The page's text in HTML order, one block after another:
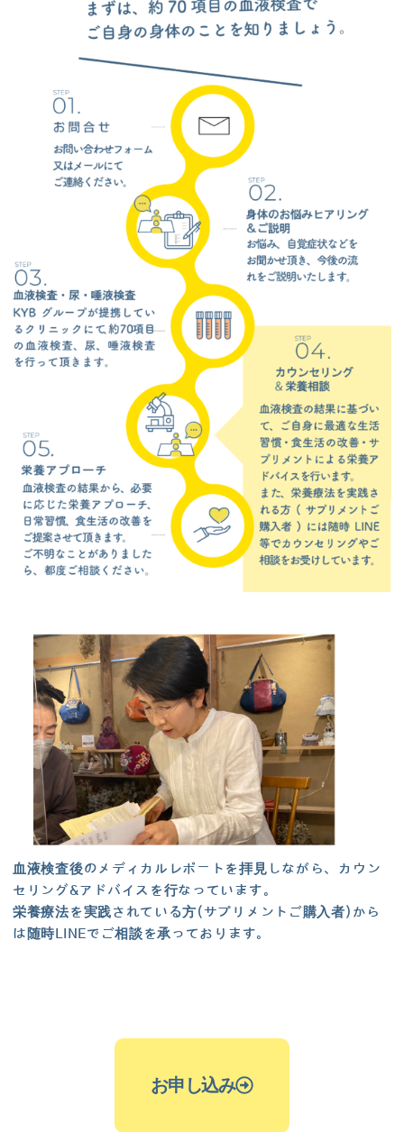
血液検査後のメディカルレポートを拝見しながら、カウン
セリング&アドバイスを行なっています。
栄養療法を実践されている方(サプリメントご購入者)から
は随時LINEでご相談を承っております。
お申し込み